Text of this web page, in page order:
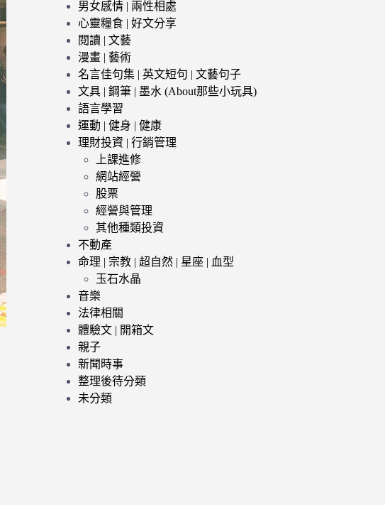
男女感情 | 兩性相處
心靈糧食 | 好文分享
閱讀 | 文藝
漫畫 | 藝術
名言佳句集 | 英文短句 | 文藝句子
文具 | 鋼筆 | 墨水 (About那些小玩具)
語言學習
運動 | 健身 | 健康
理財投資 | 行銷管理
上課進修
網站經營
股票
經營與管理
其他種類投資
不動產
命理 | 宗教 | 超自然 | 星座 | 血型
玉石水晶
音樂
法律相關
體驗文 | 開箱文
親子
新聞時事
整理後待分類
未分類